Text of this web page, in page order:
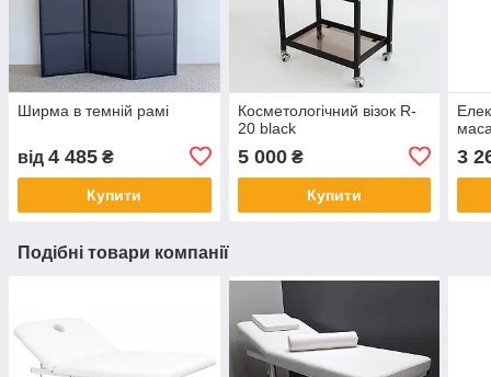
Ширма в темній рамі
від 4 485 ₴
Купити
Косметологічний візок R-
20 black
5 000₴
Купити
3
Подібні товари компанії